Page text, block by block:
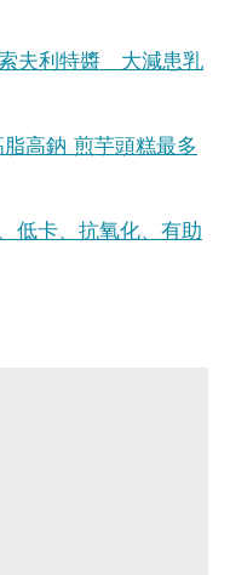
索夫利特醬 大減患乳
脂高鈉 煎芋頭糕最多
低卡、抗氧化、有助